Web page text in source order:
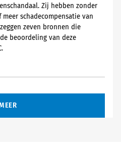
Zij hebben zonder
schadecompensatie van
zeven bronnen die
beoordeling van deze